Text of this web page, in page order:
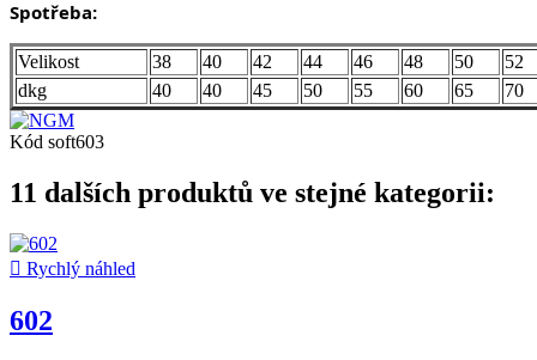
Spotřeba:
Velikost 38 40 42 44 46 48 50
52
dkg
40 40 45 50 55 60 65 70
Kód soft603
11 dalších produktů ve stejné kategorii:
 Rychlý náhled
602